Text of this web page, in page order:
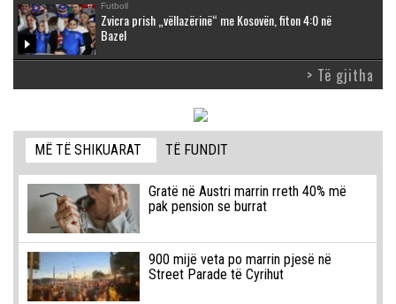
Futboll
Zvicra prish „vëllazërinë“ me Kosovën, fiton 4:0 në
Bazel
> Të gjitha
MË TË SHIKUARAT TË FUNDIT
Gratë në Austri marrin rreth 40% më
pak pension se burrat
900 mijë veta po marrin pjesë në
Street Parade të Cyrihut